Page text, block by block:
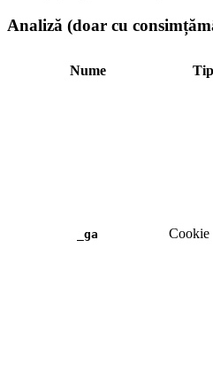
Analiză (doar cu
Nume Tip
_ga Cookie